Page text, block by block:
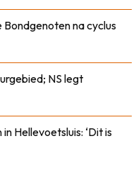
na cyclus
NS legt
Hellevoetsluis: ‘Dit is